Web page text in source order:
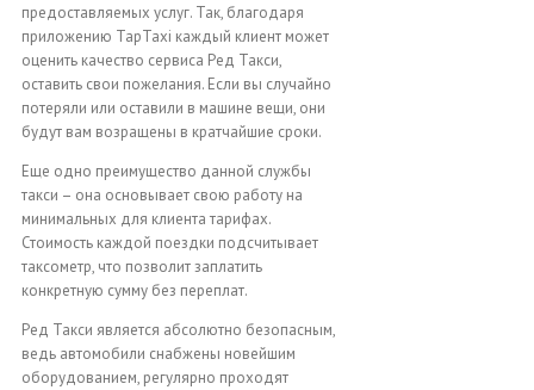
предоставляемых услуг. Так, благодаря
приложению ТарTaxi каждый клиент может
оценить качество сервиса Ред Такси,
оставить свои пожелания. Если вы случайно
потеряли или оставили в машине вещи, они
будут вам возращены в кратчайшие сроки.
Еще одно преимущество данной службы
такси – она основывает свою работу на
минимальных для клиента тарифах.
Стоимость каждой поездки подсчитывает
таксометр, что позволит заплатить
конкретную сумму без переплат.
Ред Такси является абсолютно безопасным,
ведь автомобили снабжены новейшим
оборудованием, регулярно проходят